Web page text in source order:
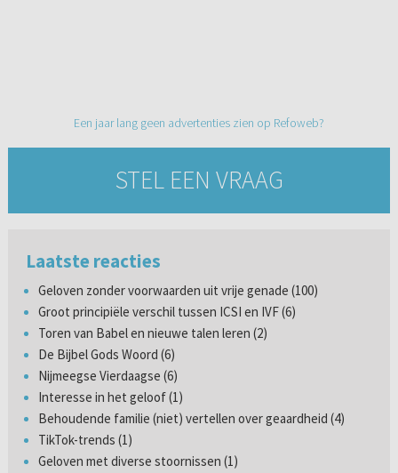
Een jaar lang geen advertenties zien op Refoweb?
STEL EEN VRAAG
Laatste reacties
Geloven zonder voorwaarden uit vrije genade (100)
Groot principiële verschil tussen ICSI en IVF (6)
Toren van Babel en nieuwe talen leren (2)
De Bijbel Gods Woord (6)
Nijmeegse Vierdaagse (6)
Interesse in het geloof (1)
Behoudende familie (niet) vertellen over geaardheid (4)
TikTok-trends (1)
Geloven met diverse stoornissen (1)